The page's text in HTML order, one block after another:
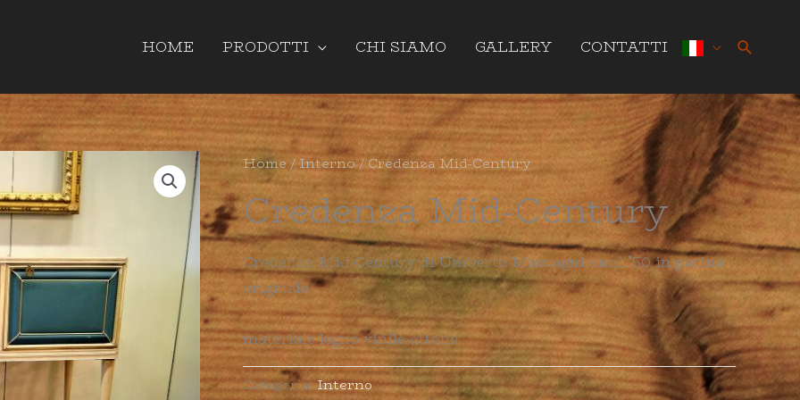
HOME PRODOTTI CHI SIAMO GALLERY CONTATTI Cerca
Home/Interno/ Credenza Mid-Century
Credenza Mid-Century
Credenza Mid-Century di Umberto Mascagni anni ’50 in patina
originale
materiale legno vinile ottone
Categoria:Interno